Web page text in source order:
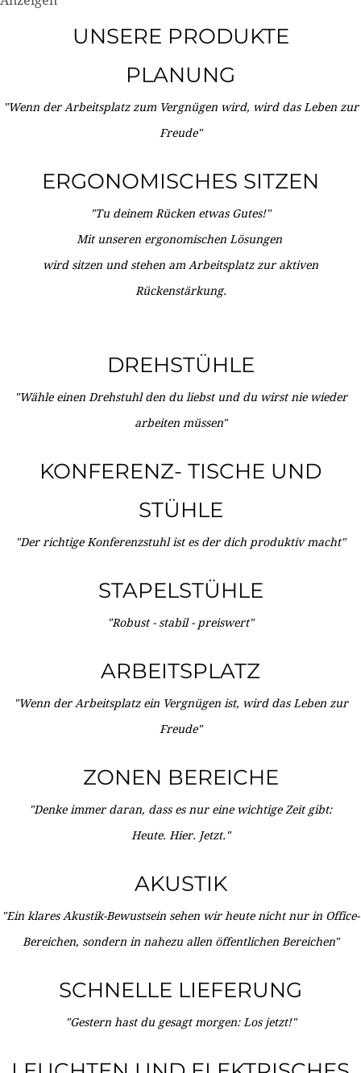
UNSERE PRODUKTE
PLANUNG
"Wenn der Arbeitsplatz zum Vergnügen wird, wird das Leben zur
Freude"
ERGONOMISCHES SITZEN
"Tu deinem Rücken etwas Gutes!"
Mit unseren ergonomischen Lösungen
wird sitzen und stehen am Arbeitsplatz zur aktiven
Rückenstärkung.
DREHSTÜHLE
"Wähle einen Drehstuhl den du liebst und du wirst nie wieder
arbeiten müssen"
KONFERENZ- TISCHE UND
STÜHLE
"Der richtige Konferenzstuhl ist es der dich produktiv macht"
STAPELSTÜHLE
"Robust - stabil - preiswert"
ARBEITSPLATZ
"Wenn der Arbeitsplatz ein Vergnügen ist, wird das Leben zur
Freude"
ZONEN BEREICHE
"Denke immer daran, dass es nur eine wichtige Zeit gibt:
Heute. Hier. Jetzt."
AKUSTIK
"Ein klares Akustik-Bewustsein sehen wir heute nicht nur in Office-
Bereichen, sondern in nahezu allen öffentlichen Bereichen"
SCHNELLE LIEFERUNG
"Gestern hast du gesagt morgen: Los jetzt!"